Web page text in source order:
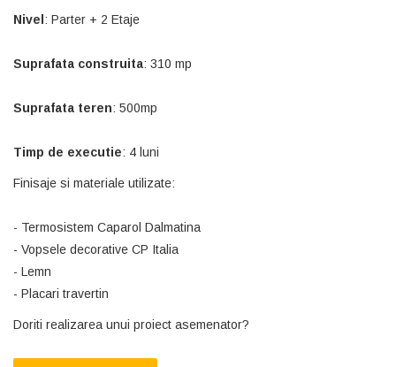
Nivel : Parter + 2 Etaje
Suprafata construita: 310 mp
Suprafata teren: 500mp
Timp de executie: 4 luni
Finisaje si materiale utilizate:
- Termosistem Caparol Dalmatina
- Vopsele decorative CP Italia
- Lemn
- Placari travertin
Doriti realizarea unui proiect asemenator?